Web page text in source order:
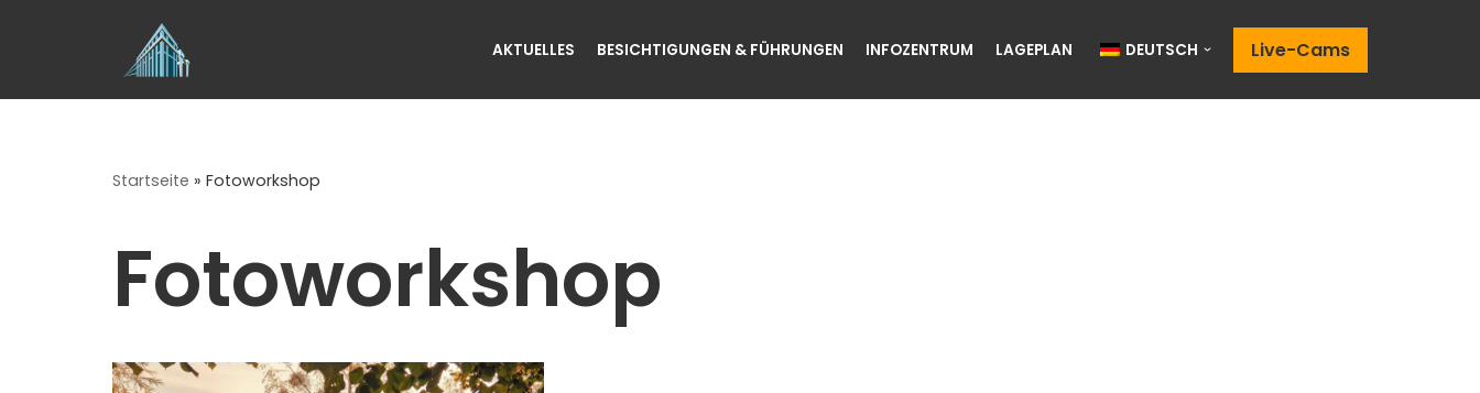
Inhalt
AKTUELLES BESICHTIGUNGEN & FÜHRUNGEN INFOZENTRUM LAGEPLAN DEUTSCH Live-Cams
Startseite » Fotoworkshop
Fotoworkshop